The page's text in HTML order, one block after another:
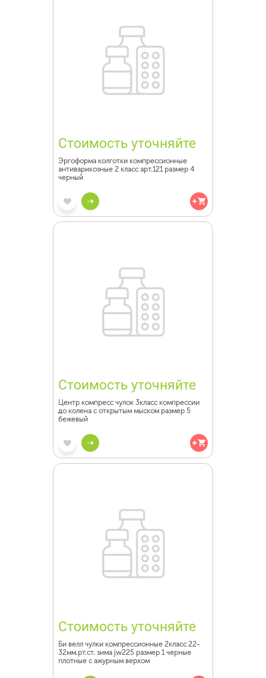
Стоимость уточняйте
Эргоформа колготки компрессионные
антиварикозные 2 класс арт.121 размер 4
черный
Стоимость уточняйте
Центр компресс чулок 3класс компрессии
до колена с открытым мыском размер 5
бежевый
Стоимость уточняйте
Би велл чулки компрессионные 2класс 22-
32мм.рт.ст. зима jw225 размер 1 черные
плотные с ажурным верхом